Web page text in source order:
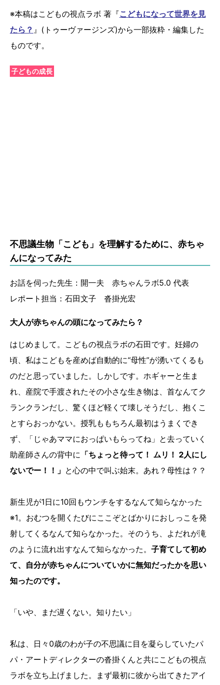
※本稿はこどもの視点ラボ 著『こどもになって世界を見
たら？ 』(トゥーヴァージンズ)から一部抜粋・編集した
ものです。
子どもの成長
不思議生物「こども」を理解するために、赤ちゃ
んになってみた
お話を伺った先生：開一夫 赤ちゃんラボ5.0 代表
レポート担当：石田文子 沓掛光宏
大人が赤ちゃんの頭になってみたら？
はじめまして。こどもの視点ラボの石田です。妊婦の
頃、私はこどもを産めば自動的に“母性”が湧いてくるも
のだと思っていました。しかしです。ホギャーと生ま
れ、産院で手渡されたその小さな生き物は、首なんてク
ランクランだし、驚くほど軽くて壊しそうだし、抱くこ
とすらおっかない。授乳ももちろん最初はうまくでき
ず、「じゃあママにおっぱいもらってね」と去っていく
助産師さんの背中に 「ちょっと待って！ ムリ！ 2人にし
ないでー！！」 と心の中で叫ぶ始末。あれ？母性は？？
新生児が1日に10回もウンチをするなんて知らなかった
※1。おむつを開くたびにここぞとばかりにおしっこを発
射してくるなんて知らなかった。そのうち、よだれが滝
のように流れ出すなんて知らなかった。 子育てして初め
て、自分が赤ちゃんについていかに無知だったかを思い
知ったのです。
「いや、まだ遅くない。知りたい」
私は、日々0歳のわが子の不思議に目を凝らしていたパ
パ・アートディレクターの沓掛くんと共にこどもの視点
ラボを立ち上げました。まず最初に彼から出てきたアイ